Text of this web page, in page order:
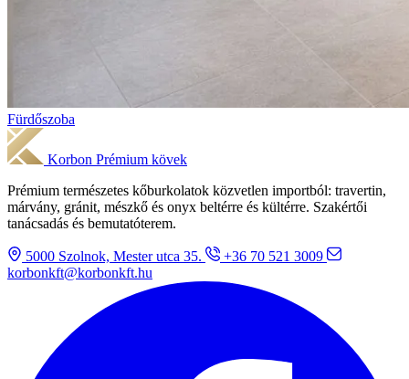
Fürdőszoba
Korbon Prémium kövek
Prémium természetes kőburkolatok közvetlen importból: travertin,
márvány, gránit, mészkő és onyx beltérre és kültérre. Szakértői
tanácsadás és bemutatóterem.
5000 Szolnok, Mester utca 35.
+36 70 521 3009
korbonkft@korbonkft.hu